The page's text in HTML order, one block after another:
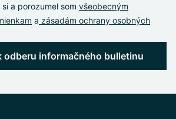
a porozumel som všeobecným
a zásadám ochrany osobných
odberu informačného bulletinu